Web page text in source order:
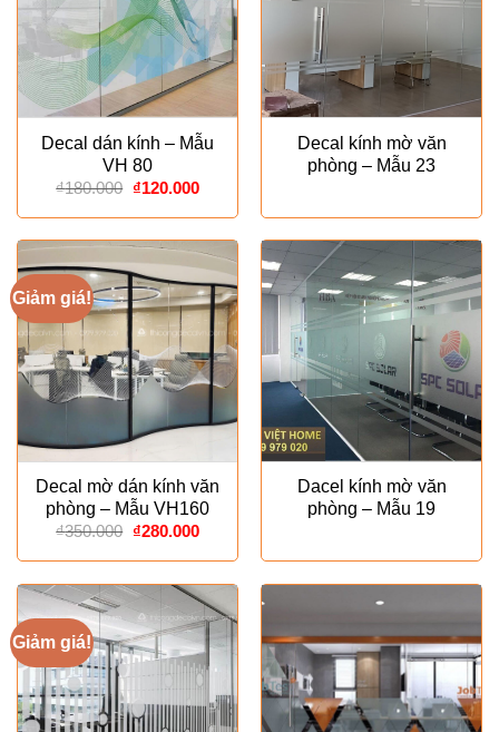
Decal dán kính – Mẫu
VH 80
₫180.000 Giá
là:
₫180.000.
₫120.000Giá
tại
là:
₫120.000.
Decal kính mờ văn
phòng – Mẫu 23
Giảm giá!
Decal mờ dán kính văn
phòng – Mẫu VH160
₫350.000 Giá
là:
₫350.000.
₫280.000Giá
tại
là:
₫280.000.
Dacel kính mờ văn
phòng – Mẫu 19
Giảm giá!